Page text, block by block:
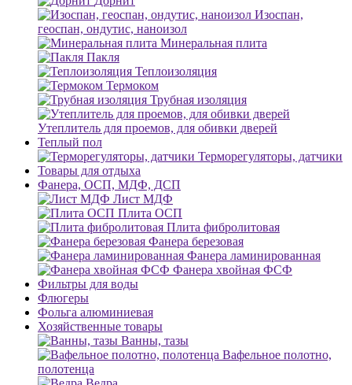
Изоспан,
геоспан, ондутис, наноизол
Минеральная плита
Пакля
Теплоизоляция
Термоком
Трубная изоляция
Утеплитель для проемов, для обивки дверей
Теплый пол
Терморегуляторы, датчики
Товары для отдыха
Фанера, ОСП, МДФ, ДСП
Лист МДФ
Плита ОСП
Плита фибролитовая
Фанера березовая
Фанера ламинированная
Фанера хвойная ФСФ
Фильтры для воды
Флюгеры
Фольга алюминиевая
Хозяйственные товары
Ванны, тазы
Вафельное полотно,
полотенца